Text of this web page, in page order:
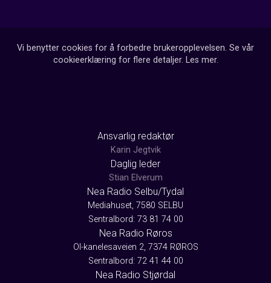
Vi benytter cookies for å forbedre brukeropplevelsen. Se vår
cookieerklæring for flere detaljer. Les mer.
Ansvarlig redaktør
Karin Jegtvik
Daglig leder
Stian Elverum
Nea Radio Selbu/Tydal
Mediahuset, 7580 SELBU
Sentralbord: 73 81 74 00
Nea Radio Røros
Ol-kanelesaveien 2, 7374 RØROS
Sentralbord: 72 41 44 00
Nea Radio Stjørdal